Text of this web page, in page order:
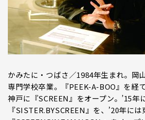
かみたに・つばさ／1984年生まれ。岡
専門学校卒業。『PEEK-A-BOO』を経
神戸に『SCREEN』をオープン。’15年
『SISTER.BYSCREEN』を、’20年に